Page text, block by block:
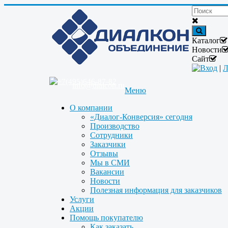
Каталог
Новости
Сайт
Вход |
Меню
О компании
«Диалог-Конверсия» сегодня
Производство
Сотрудники
Заказчики
Отзывы
Мы в СМИ
Вакансии
Новости
Полезная информация для заказчиков
Услуги
Акции
Помощь покупателю